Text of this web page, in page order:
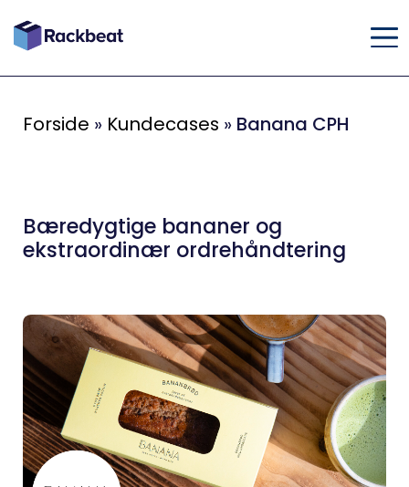
Forside » Kundecases » Banana CPH
Bæredygtige bananer og
ekstraordinær ordrehåndtering